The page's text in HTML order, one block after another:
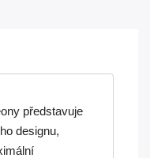
představuje
designu,